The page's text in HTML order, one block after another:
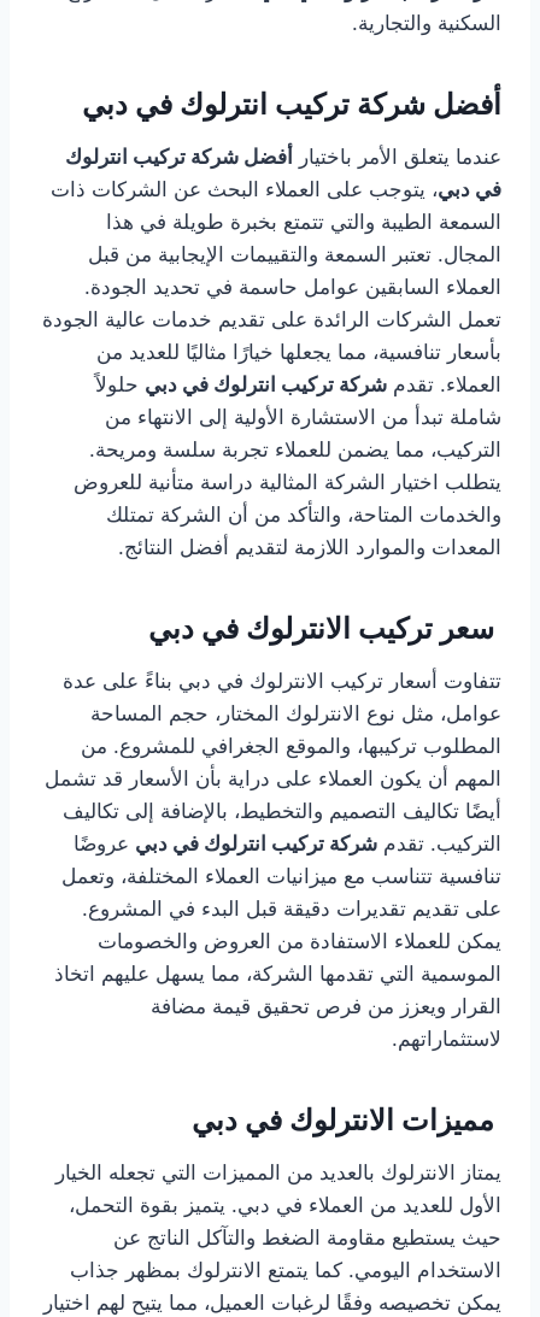
السكنية والتجارية.
أفضل شركة تركيب انترلوك في دبي
عندما يتعلق الأمر باختيار
أفضل شركة تركيب انترلوك
في دبي، يتوجب على العملاء البحث عن الشركات ذات
السمعة الطيبة والتي تتمتع بخبرة طويلة في هذا
المجال. تعتبر السمعة والتقييمات الإيجابية من قبل
العملاء السابقين عوامل حاسمة في تحديد الجودة.
تعمل الشركات الرائدة على تقديم خدمات عالية الجودة
بأسعار تنافسية، مما يجعلها خيارًا مثاليًا للعديد من
العملاء. تقدم شركة تركيب انترلوك في دبي حلولاً
شاملة تبدأ من الاستشارة الأولية إلى الانتهاء من
التركيب، مما يضمن للعملاء تجربة سلسة ومريحة.
يتطلب اختيار الشركة المثالية دراسة متأنية للعروض
والخدمات المتاحة، والتأكد من أن الشركة تمتلك
المعدات والموارد اللازمة لتقديم أفضل النتائج.
سعر تركيب الانترلوك في دبي
تتفاوت أسعار تركيب الانترلوك في دبي بناءً على عدة
عوامل، مثل نوع الانترلوك المختار، حجم المساحة
المطلوب تركيبها، والموقع الجغرافي للمشروع. من
المهم أن يكون العملاء على دراية بأن الأسعار قد تشمل
أيضًا تكاليف التصميم والتخطيط، بالإضافة إلى تكاليف
التركيب. تقدم شركة تركيب انترلوك في دبي عروضًا
تنافسية تتناسب مع ميزانيات العملاء المختلفة، وتعمل
على تقديم تقديرات دقيقة قبل البدء في المشروع.
يمكن للعملاء الاستفادة من العروض والخصومات
الموسمية التي تقدمها الشركة، مما يسهل عليهم اتخاذ
القرار ويعزز من فرص تحقيق قيمة مضافة
لاستثماراتهم.
مميزات الانترلوك في دبي
يمتاز الانترلوك بالعديد من المميزات التي تجعله الخيار
الأول للعديد من العملاء في دبي. يتميز بقوة التحمل،
حيث يستطيع مقاومة الضغط والتآكل الناتج عن
الاستخدام اليومي. كما يتمتع الانترلوك بمظهر جذاب
يمكن تخصيصه وفقًا لرغبات العميل، مما يتيح لهم اختيار